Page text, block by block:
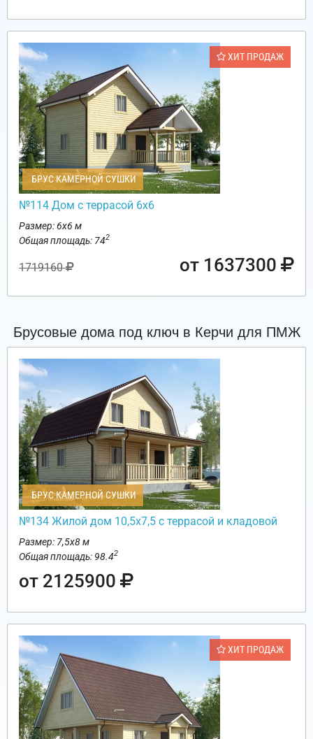
ХИТ ПРОДАЖ
БРУС КАМЕРНОЙ СУШКИ
№114 Дом с террасой 6х6
Размер: 6х6 м
Общая площадь: 742
1719160 от 1637300
Брусовые дома под ключ в Керчи для ПМЖ
БРУС КАМЕРНОЙ СУШКИ
№134 Жилой дом 10,5х7,5 с террасой и кладовой
Размер: 7,5х8 м
Общая площадь: 98.42
от 2125900
ХИТ ПРОДАЖ